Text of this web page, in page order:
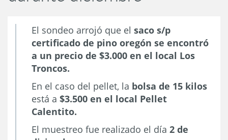
El sondeo arrojó que el saco s/p
certificado de pino oregón se encontró
a un precio de $3.000 en el local Los
Troncos.
En el caso del pellet, la bolsa de 15 kilos
está a $3.500 en el local Pellet
Calentito.
El muestreo fue realizado el día 2 de